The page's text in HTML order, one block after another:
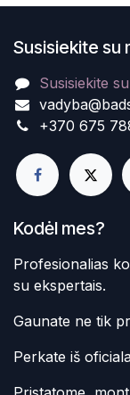
Susisiekite su
Susisiekite
+370 675
Kodėl mes?
Profesionalias
su ekspertais.
Gaunate ne tik
Perkate iš